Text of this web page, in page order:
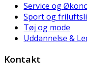
Service og
Sport og
Tøj og mode
Uddannelse &
Kontakt